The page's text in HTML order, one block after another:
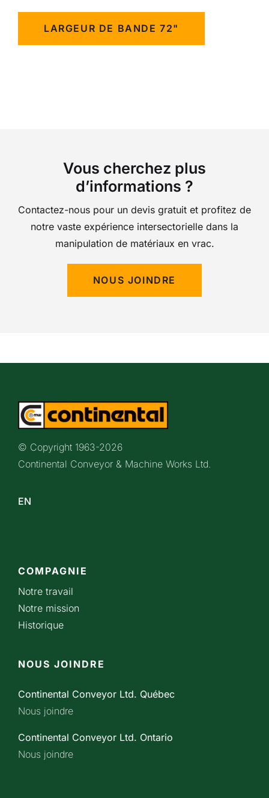
LARGEUR DE BANDE 72"
Vous cherchez plus
d’informations ?
Contactez-nous pour un devis gratuit et profitez de
notre vaste expérience intersectorielle dans la
manipulation de matériaux en vrac.
NOUS JOINDRE
© Copyright 1963-2026
Continental Conveyor & Machine Works Ltd.
EN
COMPAGNIE
Notre travail
Notre mission
Historique
NOUS JOINDRE
Continental Conveyor Ltd. Québec
Nous joindre
Continental Conveyor Ltd. Ontario
Nous joindre